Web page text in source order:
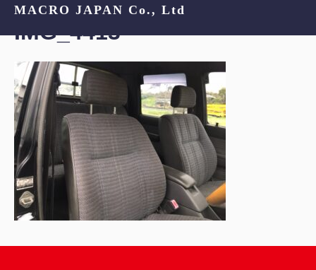
MACRO JAPAN Co., Ltd
IMG_4413